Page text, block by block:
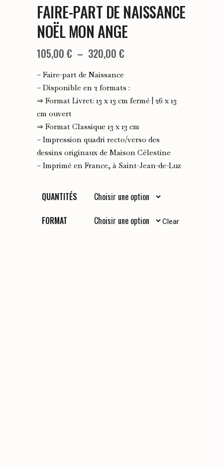
FAIRE-PART DE NAISSANCE
NOËL MON ANGE
105,00 € – 320,00 €
prix :
105,00 €
320,00 €
– Faire-part de Naissance
– Disponible en 2 formats :
⇒ Format Livret: 13 x 13 cm fermé | 26 x 13
cm ouvert
⇒ Format Classique 13 x 13 cm
– Impression quadri recto/verso des
dessins originaux de Maison Célestine
– Imprimé en France, à Saint-Jean-de-Luz
QUANTITÉS
FORMAT
Clear